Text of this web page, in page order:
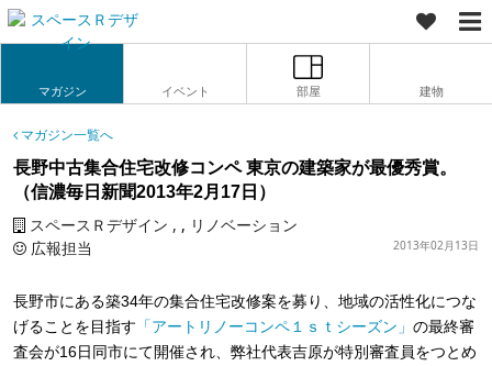
マガジン イベント 部屋 建物
マガジン一覧へ
長野中古集合住宅改修コンペ 東京の建築家が最優秀賞。
（信濃毎日新聞2013年2月17日）
スペースＲデザイン , リノベーション
広報担当
2013年02月13日
長野市にある築34年の集合住宅改修案を募り、地域の活性化につな
げることを目指す 「アートリノーコンペ１ｓｔシーズン」 の最終審
査会が16日同市にて開催され、弊社代表吉原が特別審査員をつとめ